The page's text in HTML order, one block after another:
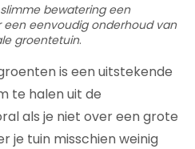
bewatering een
eenvoudig onderhoud van
groentetuin.
is een uitstekende
te halen uit de
als je niet over een grote
je tuin misschien weinig